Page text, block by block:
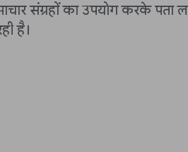
संग्रहों का उपयोग करके पता
है।